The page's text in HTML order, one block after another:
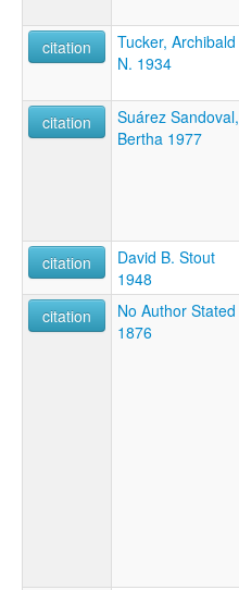
citation
Tucker, Archibald
N. 1934
citation
Suárez Sandoval,
Bertha 1977
citation
David B. Stout
1948
citation
No Author Stated
1876